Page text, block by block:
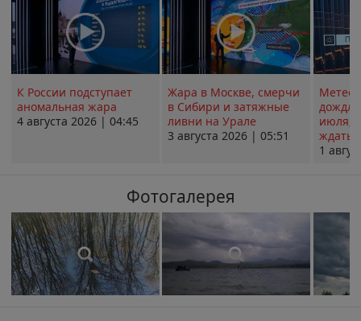
К России подступает
аномальная жара
4 августа 2026 | 04:45
Жара в Москве, смерчи
в Сибири и затяжные
ливни на Урале
3 августа 2026 | 05:51
июля;
ждать
1
Фотогалерея